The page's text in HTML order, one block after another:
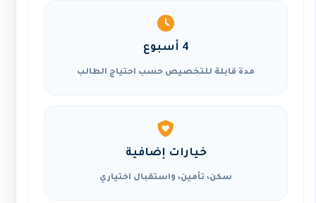
4 أسبوع
مدة قابلة للتخصيص حسب احتياج الطالب
خيارات إضافية
سكن، تأمين، واستقبال اختياري